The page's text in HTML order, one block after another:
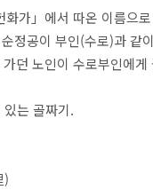
화가」에서 따온 이름으
정공이 부인(수로)과 같
던 노인이 수로부인에
있는 골짜기.
)